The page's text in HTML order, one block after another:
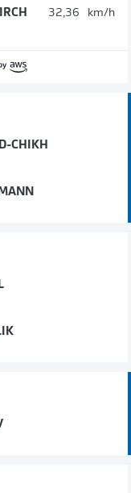
32,36 km/h
CHIKH